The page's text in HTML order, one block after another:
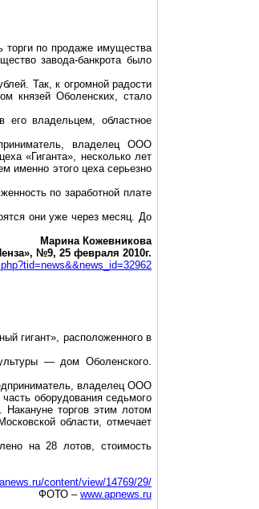
торги по продаже имущества
завода-банкрота было
Так, к огромной радости
князей Оболенских, стало
его владельцем, областное
владелец ООО
«Гиганта», несколько лет
именно этого цеха серьезно
по заработной плате
они уже через месяц. До
Марина Кожевникова
№9, 25 февраля 2010г.
гигант», расположенного в
— дом Оболенского.
владелец ООО
оборудования седьмого
Накануне торгов этим лотом
области, отмечает
на 28 лотов, стоимость
content/view/14769/29/
ФОТО – www.apnews.ru